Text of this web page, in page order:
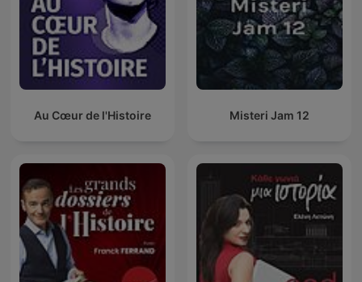
Au Cœur de l'Histoire Misteri Jam 12